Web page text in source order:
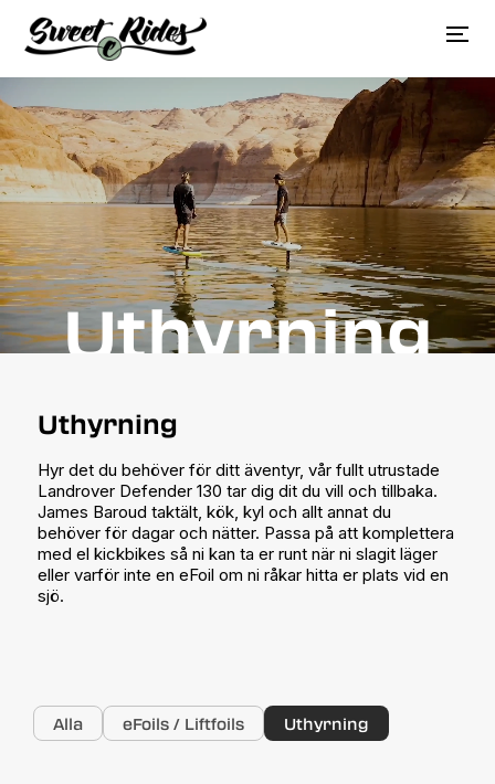
Uthyrning
Uthyrning
Hyr det du behöver för ditt äventyr, vår fullt utrustade
Landrover Defender 130 tar dig dit du vill och tillbaka.
James Baroud taktält, kök, kyl och allt annat du
behöver för dagar och nätter. Passa på att komplettera
med el kickbikes så ni kan ta er runt när ni slagit läger
eller varför inte en eFoil om ni råkar hitta er plats vid en
sjö.
Alla eFoils / Liftfoils Uthyrning